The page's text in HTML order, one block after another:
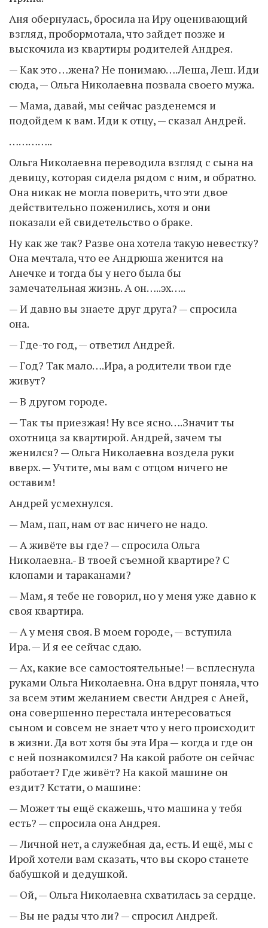
Аня обернулась, бросила на Иру оценивающий
взгляд, пробормотала, что зайдет позже и
выскочила из квартиры родителей Андрея.
— Как это …жена? Не понимаю….Леша, Леш. Иди
сюда, — Ольга Николаевна позвала своего мужа.
— Мама, давай, мы сейчас разденемся и
подойдем к вам. Иди к отцу, — сказал Андрей.
…………..
Ольга Николаевна переводила взгляд с сына на
девицу, которая сидела рядом с ним, и обратно.
Она никак не могла поверить, что эти двое
действительно поженились, хотя и они
показали ей свидетельство о браке.
Ну как же так? Разве она хотела такую невестку?
Она мечтала, что ее Андрюша женится на
Анечке и тогда бы у него была бы
замечательная жизнь. А он…..эх…..
— И давно вы знаете друг друга? — спросила
она.
— Где-то год, — ответил Андрей.
— Год? Так мало….Ира, а родители твои где
живут?
— В другом городе.
— Так ты приезжая! Ну все ясно….Значит ты
охотница за квартирой. Андрей, зачем ты
женился? — Ольга Николаевна воздела руки
вверх. — Учтите, мы вам с отцом ничего не
оставим!
Андрей усмехнулся.
— Мам, пап, нам от вас ничего не надо.
— А живёте вы где? — спросила Ольга
Николаевна.- В твоей съемной квартире? С
клопами и тараканами?
— Мам, я тебе не говорил, но у меня уже давно к
своя квартира.
— А у меня своя. В моем городе, — вступила
Ира. — И я ее сейчас сдаю.
— Ах, какие все самостоятельные! — всплеснула
руками Ольга Николаевна. Она вдруг поняла, что
за всем этим желанием свести Андрея с Аней,
она совершенно перестала интересоваться
сыном и совсем не знает что у него происходит
в жизни. Да вот хотя бы эта Ира — когда и где он
с ней познакомился? На какой работе он сейчас
работает? Где живёт? На какой машине он
ездит? Кстати, о машине:
— Может ты ещё скажешь, что машина у тебя
есть? — спросила она Андрея.
— Личной нет, а служебная да, есть. И ещё, мы с
Ирой хотели вам сказать, что вы скоро станете
бабушкой и дедушкой.
— Ой, — Ольга Николаевна схватилась за сердце.
— Вы не рады что ли? — спросил Андрей.